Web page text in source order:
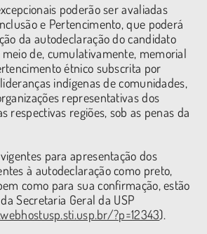
poderão ser avaliadas
e Pertencimento, que poderá
da autodeclaração do candidato
de, cumulativamente, memorial
étnico subscrita por
indígenas de comunidades,
representativas dos
respectivas regiões, sob as penas da
para apresentação dos
à autodeclaração como preto,
como para sua confirmação, estão
Secretaria Geral da USP
?p=12343).